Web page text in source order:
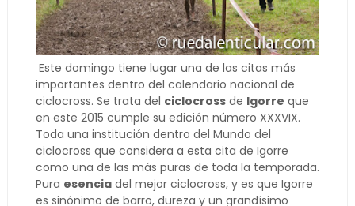
Este domingo tiene lugar una de las citas más
importantes dentro del calendario nacional de
ciclocross. Se trata del ciclocrossde Igorre que
en este 2015 cumple su edición número XXXVIX.
Toda una institución dentro del Mundo del
ciclocross que considera a esta cita de Igorre
como una de las más puras de toda la temporada.
Pura esenciadel mejor ciclocross, y es que Igorre
es sinónimo de barro, dureza y un grandísimo